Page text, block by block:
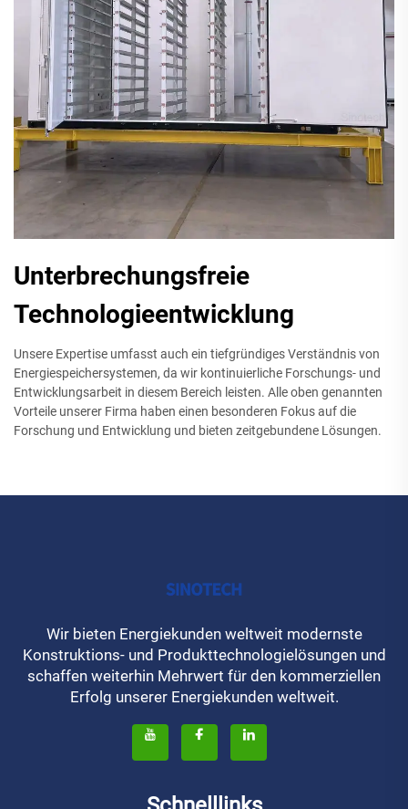
Unterbrechungsfreie
Technologieentwicklung
Unsere Expertise umfasst auch ein tiefgründiges Verständnis von
Energiespeichersystemen, da wir kontinuierliche Forschungs- und
Entwicklungsarbeit in diesem Bereich leisten. Alle oben genannten
Vorteile unserer Firma haben einen besonderen Fokus auf die
Forschung und Entwicklung und bieten zeitgebundene Lösungen.
Wir bieten Energiekunden weltweit modernste
Konstruktions- und Produkttechnologielösungen und
schaffen weiterhin Mehrwert für den kommerziellen
Erfolg unserer Energiekunden weltweit.